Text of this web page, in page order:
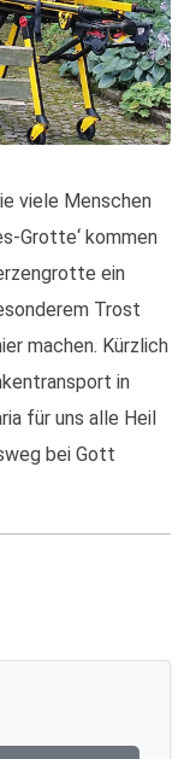
viele Menschen
Grotte‘ kommen
ein
Trost
machen. Kürzlich
in
für uns alle Heil
bei Gott